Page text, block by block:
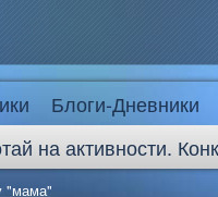
Блоги-Дневники
на активности.
"мама"